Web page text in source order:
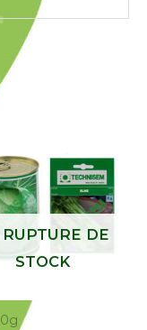
RUPTURE DE
STOCK